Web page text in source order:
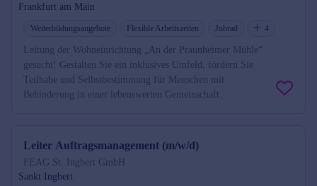
Frankfurt am Main
Weiterbildungsangebote Flexible Arbeitszeiten Jobrad 4
Leitung der Wohneinrichtung „An der Praunheimer Mühle“
gesucht! Gestalten Sie ein inklusives Umfeld, fördern Sie
Teilhabe und Selbstbestimmung für Menschen mit
Behinderung in einer lebenswerten Gemeinschaft.
Leiter Auftragsmanagement (m/w/d)
FEAG St. Ingbert GmbH
Sankt Ingbert